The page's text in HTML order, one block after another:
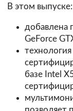
В этом выпуске:
добавлена
GeForce
базе Intel